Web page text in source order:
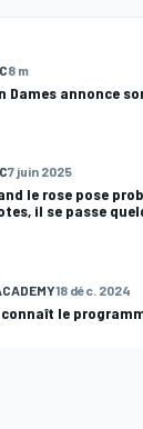
8 m
Dames annonce
7 juin 2025
le rose pose
il se passe
18 déc. 2024
connaît le